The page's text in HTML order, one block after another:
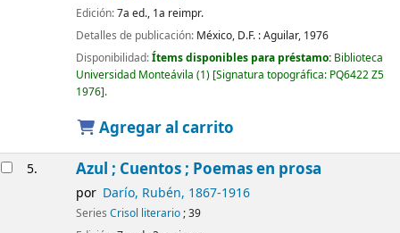
Edición:7a ed., 1a reimpr.
Detalles de publicación: México, D.F. :Aguilar, 1976
Disponibilidad:Ítems disponibles para préstamo: Biblioteca
Universidad Monteávila (1) Signatura topográfica: PQ6422 Z5
1976 .
Agregar al carrito
5. Azul ; Cuentos ; Poemas en prosa
por Darío, Rubén, 1867-1916
Series Crisol literario; 39